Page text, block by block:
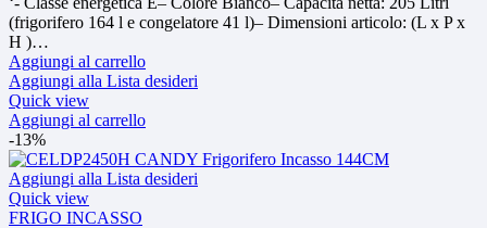
del
prodotto
originale
299,00 €.
attuale
269,00 €.
(frigorifero 164 l e congelatore 41 l)– Dimensioni articolo: (L x P x
H )…
Aggiungi al carrello
Aggiungi alla Lista desideri
Quick view
Aggiungi al carrello
-13%
Aggiungi alla Lista desideri
Quick view
FRIGO INCASSO